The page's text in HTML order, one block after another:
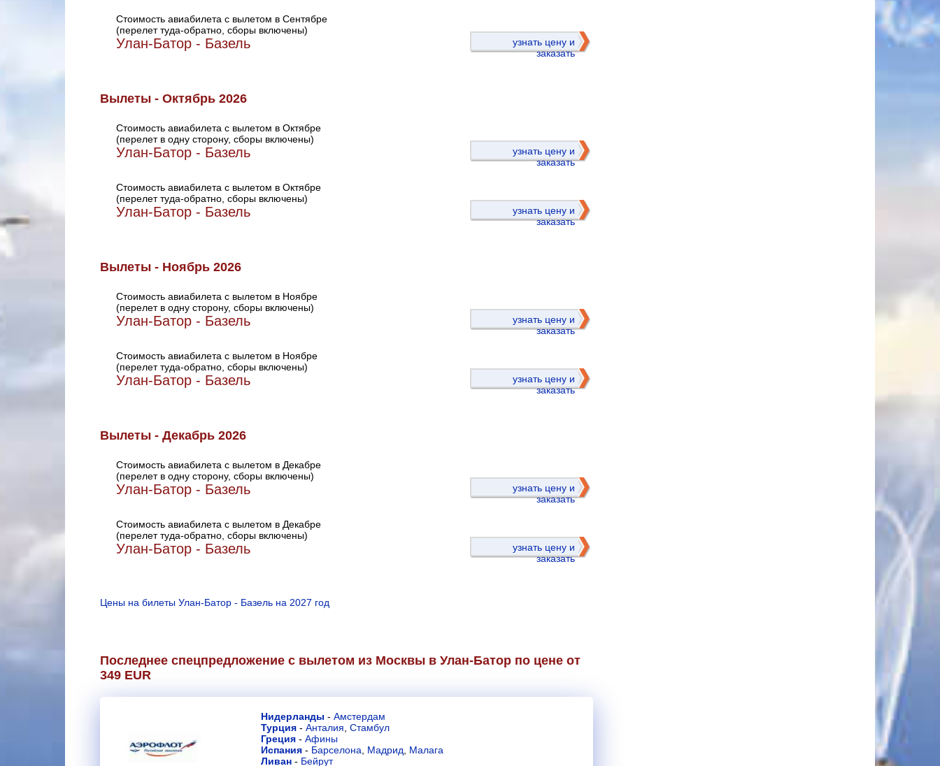
Стоимость авиабилета с вылетом в Сентябре
(перелет туда-обратно, сборы включены)
Улан-Батор - Базель
узнать цену и
заказать
Вылеты - Октябрь 2026
Стоимость авиабилета с вылетом в Октябре
(перелет в одну сторону, сборы включены)
Улан-Батор - Базель
узнать цену и
заказать
Стоимость авиабилета с вылетом в Октябре
(перелет туда-обратно, сборы включены)
Улан-Батор - Базель
узнать цену и
заказать
Вылеты - Ноябрь 2026
Стоимость авиабилета с вылетом в Ноябре
(перелет в одну сторону, сборы включены)
Улан-Батор - Базель
узнать цену и
заказать
Стоимость авиабилета с вылетом в Ноябре
(перелет туда-обратно, сборы включены)
Улан-Батор - Базель
узнать цену и
заказать
Вылеты - Декабрь 2026
Стоимость авиабилета с вылетом в Декабре
(перелет в одну сторону, сборы включены)
Улан-Батор - Базель
узнать цену и
заказать
Стоимость авиабилета с вылетом в Декабре
(перелет туда-обратно, сборы включены)
Улан-Батор - Базель
узнать цену и
заказать
Цены на билеты Улан-Батор - Базель на 2027 год
Последнее спецпредложение с вылетом из Москвы в Улан-Батор по цене от
349 EUR
Нидерланды - Амстердам
Турция - Анталия Стамбул
Греция - Афины
Испания - Барселона Мадрид
Малага
Ливан - Бейрут